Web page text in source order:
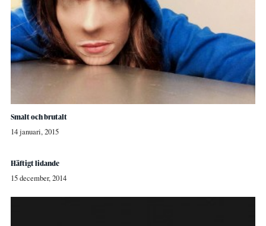
Smalt och brutalt
14 januari, 2015
Häftigt lidande
15 december, 2014